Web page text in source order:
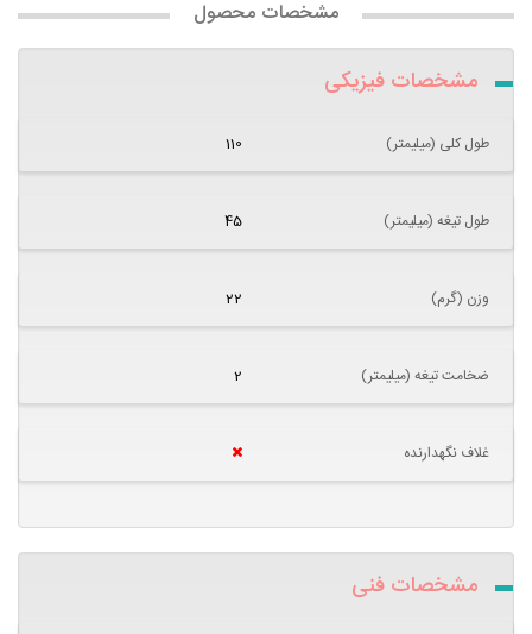
مشخصات محصول
مشخصات فیزیکی
طول کلی (میلیمتر) 110
طول تیغه (میلیمتر) 45
وزن (گرم) 22
ضخامت تیغه (میلیمتر) 2
غلاف نگهدارنده
مشخصات فنی